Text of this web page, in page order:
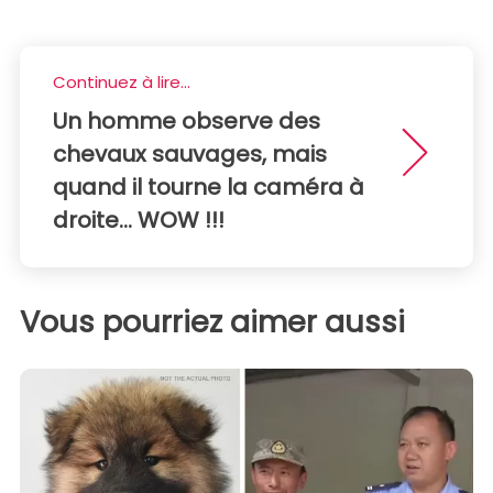
Continuez à lire...
Un homme observe des
chevaux sauvages, mais
quand il tourne la caméra à
droite... WOW !!!
Vous pourriez aimer aussi